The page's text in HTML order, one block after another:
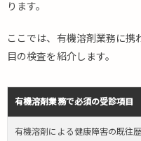
ります。
ここでは、有機溶剤業務に
目の検査を紹介します。
有機溶剤業務で必須の受診項目
有機溶剤による健康障害の既往